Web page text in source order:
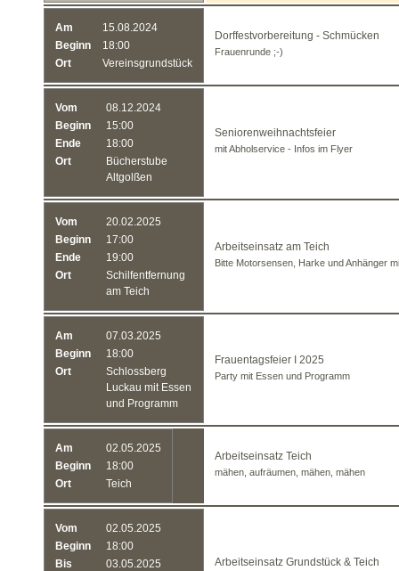
Am
15.08.2024
Beginn
18:00
Ort
Vereinsgrundstück
Dorffestvorbereitung - Schmücken
Frauenrunde ;-)
Vom
08.12.2024
Beginn
15:00
Ende
18:00
Ort
Bücherstube
Altgolßen
Seniorenweihnachtsfeier
mit Abholservice - Infos im Flyer
Vom
20.02.2025
Beginn
17:00
Ende
19:00
Ort
Schilfentfernung
am Teich
Arbeitseinsatz am Teich
Bitte Motorsensen, Harke und Anhänger
Am
07.03.2025
Beginn
18:00
Ort
Schlossberg
Luckau mit Essen
und Programm
Frauentagsfeier I 2025
Party mit Essen und Programm
Am
02.05.2025
Beginn
18:00
Ort
Teich
Arbeitseinsatz Teich
mähen, aufräumen, mähen, mähen
Vom
02.05.2025
Beginn
18:00
Bis
03.05.2025
Arbeitseinsatz Grundstück & Teich